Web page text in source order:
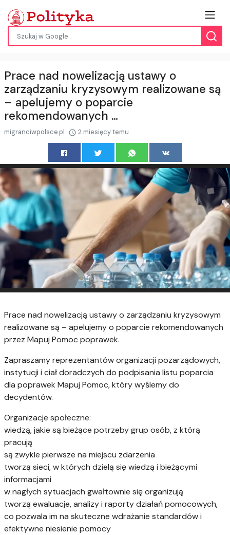
Prace nad nowelizacją ustawy o
zarządzaniu kryzysowym realizowane są
– apelujemy o poparcie
rekomendowanych …
migranciwpolsce.pl 2 miesięcy temu
Prace nad nowelizacją ustawy o zarządzaniu kryzysowym
realizowane są – apelujemy o poparcie rekomendowanych
przez Mapuj Pomoc poprawek.
Zapraszamy reprezentantów organizacji pozarządowych,
instytucji i ciał doradczych do podpisania listu poparcia
dla poprawek Mapuj Pomoc, który wyślemy do
decydentów.
Organizacje społeczne:
wiedzą, jakie są bieżące potrzeby grup osób, z którą
pracują
są zwykle pierwsze na miejscu zdarzenia
tworzą sieci, w których dzielą się wiedzą i bieżącymi
informacjami
w nagłych sytuacjach gwałtownie się organizują
tworzą ewaluacje, analizy i raporty działań pomocowych,
co pozwala im na skuteczne wdrażanie standardów i
efektywne niesienie pomocy